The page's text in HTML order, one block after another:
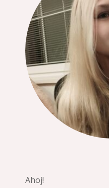
Ahoj!